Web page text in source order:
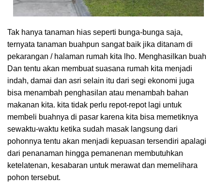
Tak hanya tanaman hias seperti bunga-bunga saja,
ternyata tanaman buahpun sangat baik jika ditanam di
pekarangan / halaman rumah kita lho. Menghasilkan buah
Dan tentu akan membuat suasana rumah kita menjadi
indah, damai dan asri selain itu dari segi ekonomi juga
bisa menambah penghasilan atau menambah bahan
makanan kita. kita tidak perlu repot-repot lagi untuk
membeli buahnya di pasar karena kita bisa memetiknya
sewaktu-waktu ketika sudah masak langsung dari
pohonnya tentu akan menjadi kepuasan tersendiri apalagi
dari penanaman hingga pemanenan membutuhkan
ketelatenan, kesabaran untuk merawat dan memelihara
pohon tersebut.